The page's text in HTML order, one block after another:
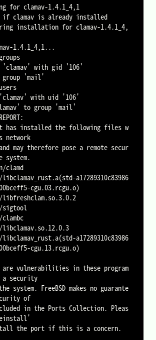
for clamav-1.4.1_4,1
if clamav is already installed
installation for clamav-1.4.1_4,
1.4.1_4,1...
'clamav' with gid '106'
'mail'
with uid '106'
to group 'mail'
network
a17289310c83986
cgu.03.rcgu.o)
a17289310c83986
cgu.13.rcgu.o)
a security
of